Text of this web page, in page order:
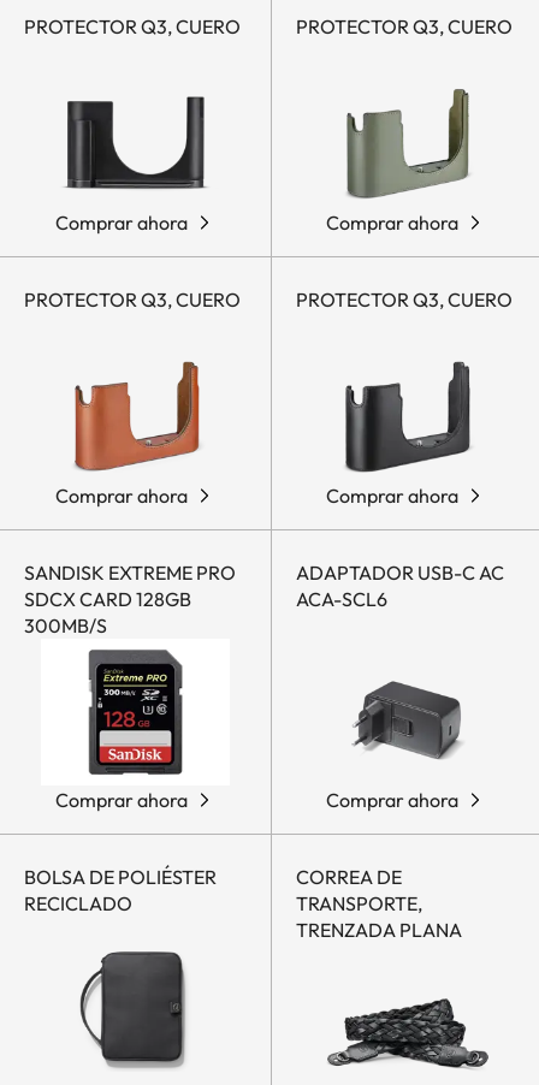
PROTECTOR Q3, CUERO
Comprar ahora
PROTECTOR Q3, CUERO
Comprar ahora
PROTECTOR Q3, CUERO
Comprar ahora
PROTECTOR Q3, CUERO
Comprar ahora
SANDISK EXTREME PRO
SDCX CARD 128GB
300MB/S
Comprar ahora
ADAPTADOR USB-C AC
ACA-SCL6
Comprar ahora
BOLSA DE POLIÉSTER
RECICLADO
CORREA DE
TRANSPORTE,
TRENZADA PLANA